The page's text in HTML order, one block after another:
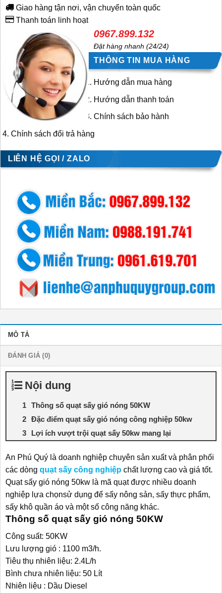
Giao hàng tận nơi, vận chuyển toàn quốc
Thanh toán linh hoạt
0967.899.132
Đặt hàng nhanh (24/24)
THÔNG TIN MUA HÀNG
Hướng dẫn mua hàng
Hướng dẫn thanh toán
Chính sách bảo hành
Chính sách đổi trả hàng
LIÊN HỆ GỌI / ZALO
MÔ TẢ
ĐÁNH GIÁ (0)
Nội dung
Thông số quạt sấy gió nóng 50KW
Đặc điểm quạt sấy gió nóng công nghiệp 50kw
Lợi ích vượt trội quạt sấy 50kw mang lại
An Phú Quý là doanh nghiệp chuyên sản xuất và phân phối
các dòng quạt sấy công nghiệp chất lượng cao và giá tốt.
Quạt sấy gió nóng 50kw là mã quạt được nhiều doanh
nghiệp lựa chọnsử dụng để sấy nông sản, sấy thực phẩm,
sấy khô quần áo và một số công năng khác.
Thông số quạt sấy gió nóng 50KW
Công suất: 50KW
Lưu lượng gió : 1100 m3/h.
Tiêu thụ nhiên liệu: 2.4L/h
Bình chưa nhiên liệu: 50 Lít
Nhiên liệu : Dầu Diesel